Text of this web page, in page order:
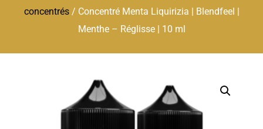
concentrés/ Concentré Menta Liquirizia | Blendfeel |
Menthe – Réglisse | 10 ml